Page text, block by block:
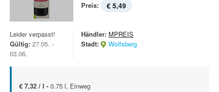
Preis: € 5,49
Leider verpasst!
Gültig: 27.05. -
03.06.
Händler: MPREIS
Stadt:
Wolfsberg
€ 7,32 / l - 0.75 l, Einweg